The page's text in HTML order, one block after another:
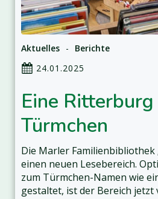
Aktuelles -
Berichte
24.01.2025
Eine
Türmchen
Die Marler Familienbibliothek
einen neuen Lesebereich.
zum Türmchen-Namen wie
gestaltet, ist der Bereich